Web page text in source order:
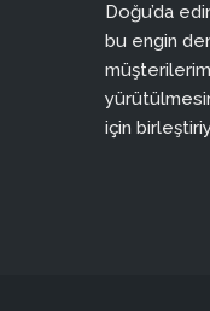
Doğu’da
bu engin
için